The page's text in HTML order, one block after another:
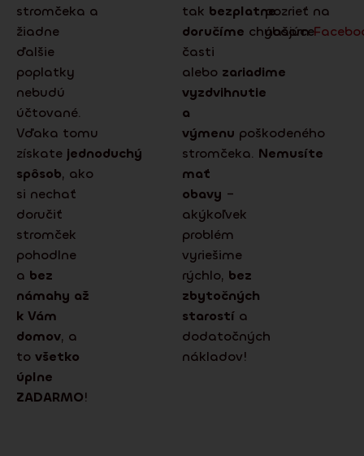
stromčeka a
žiadne
ďalšie
poplatky
nebudú
účtované.
Vďaka tomu
získate jednoduchý
spôsob, ako
si nechať
doručiť
stromček
pohodlne
a bez
námahy až
k Vám
domov, a
to všetko
úplne
ZADARMO!
tak bezplatne
doručíme chýbajúce
časti
alebo zariadime
vyzdvihnutie
a
výmenu poškodeného
stromčeka. Nemusíte
mať
obavy –
akýkoľvek
problém
vyriešime
rýchlo, bez
zbytočných
starostí a
dodatočných
nákladov!
pozrieť na
našom